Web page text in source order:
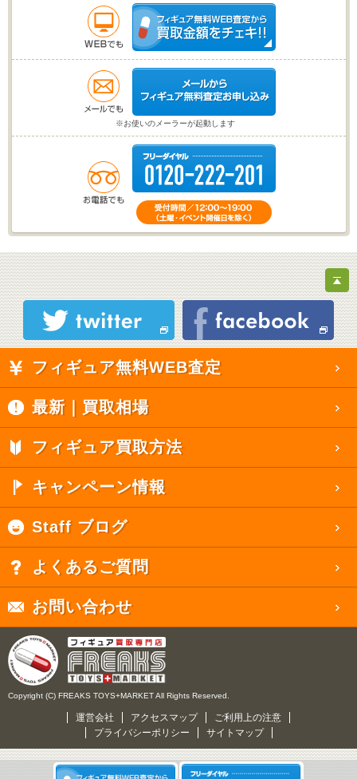
※お使いのメーラーが起動します
フィギュア無料WEB査定
最新｜買取相場
フィギュア買取方法
キャンペーン情報
Staff ブログ
よくあるご質問
お問い合わせ
Copyright (C) FREAKS TOYS+MARKET All Rights Reserved.
運営会社 アクセスマップ
ご利用上の注意
プライバシーポリシー
サイトマップ